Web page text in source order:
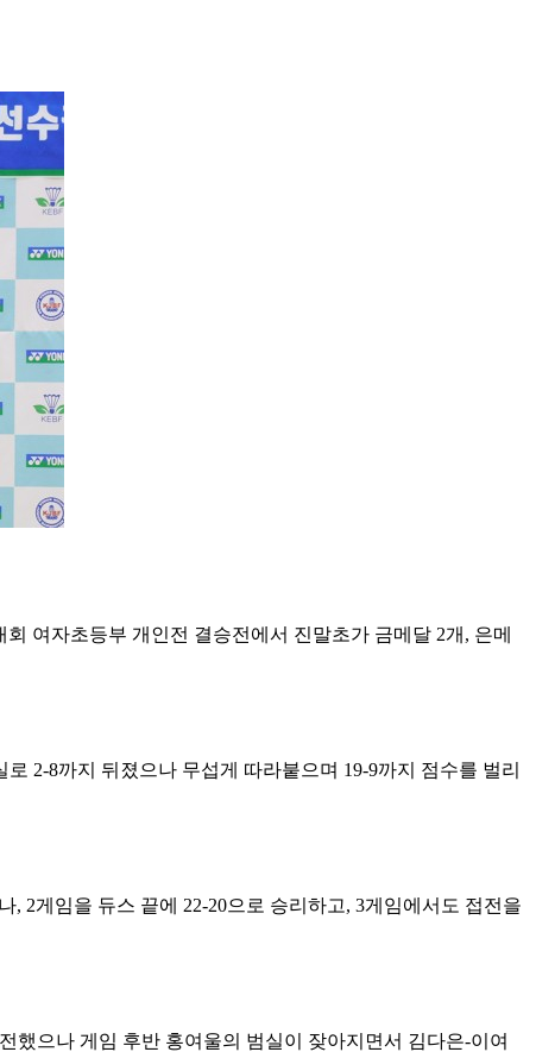
여자초등부 개인전 결승전에서 진말초가 금메달 2개, 은메
2-8까지 뒤졌으나 무섭게 따라붙으며 19-9까지 점수를 벌리
2게임을 듀스 끝에 22-20으로 승리하고, 3게임에서도 접전을
했으나 게임 후반 홍여울의 범실이 잦아지면서 김다은-이여